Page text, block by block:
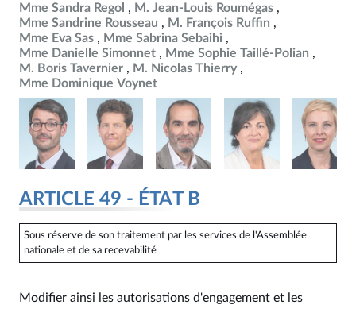
Mme Sandra Regol
M. Jean-Louis Roumégas
Mme Sandrine Rousseau
M. François Ruffin
Mme Eva Sas
Mme Sabrina Sebaihi
Mme Danielle Simonnet
Mme Sophie Taillé-Polian
M. Boris Tavernier
M. Nicolas Thierry
Mme Dominique Voynet
ARTICLE 49 - ÉTAT B
Sous réserve de son traitement par les services de l'Assemblée
nationale et de sa recevabilité
Modifier ainsi les autorisations d'engagement et les